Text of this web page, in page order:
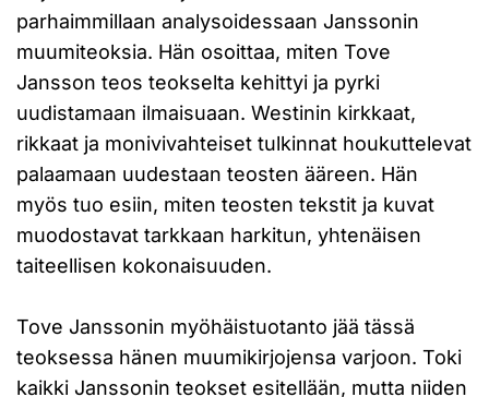
parhaimmillaan analysoidessaan Janssonin
muumiteoksia. Hän osoittaa, miten Tove
Jansson teos teokselta kehittyi ja pyrki
uudistamaan ilmaisuaan. Westinin kirkkaat,
rikkaat ja monivivahteiset tulkinnat houkuttelevat
palaamaan uudestaan teosten ääreen. Hän
myös tuo esiin, miten teosten tekstit ja kuvat
muodostavat tarkkaan harkitun, yhtenäisen
taiteellisen kokonaisuuden.
Tove Janssonin myöhäistuotanto jää tässä
teoksessa hänen muumikirjojensa varjoon. Toki
kaikki Janssonin teokset esitellään, mutta niiden